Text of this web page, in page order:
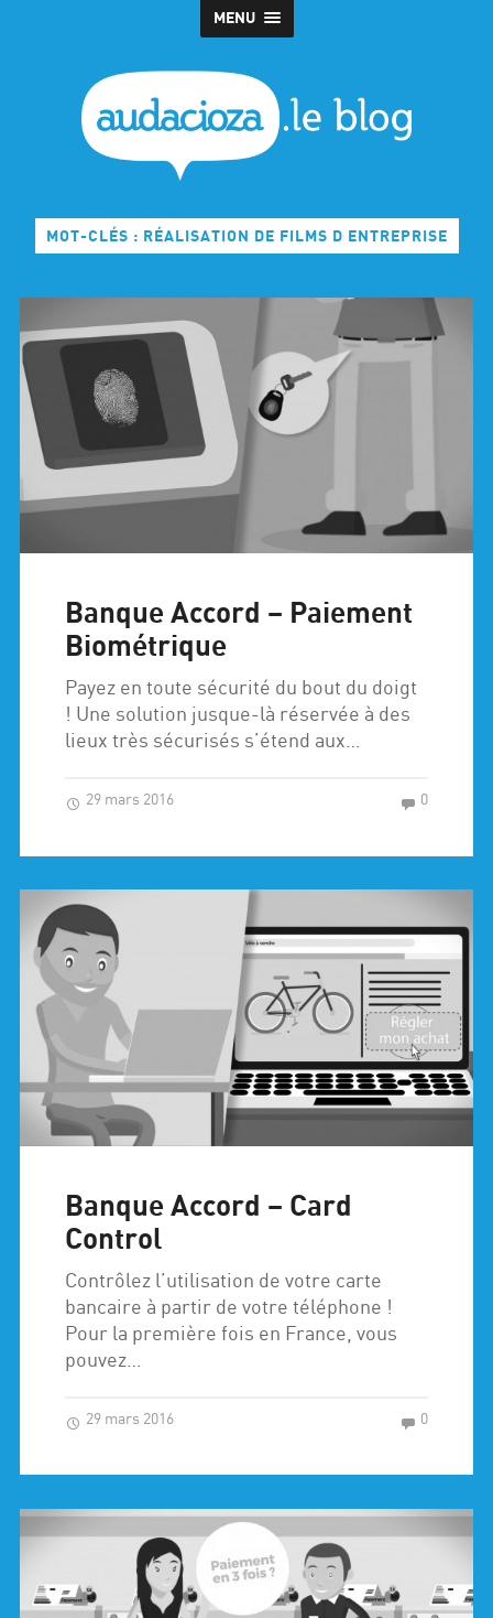
MENU
MOT-CLÉS : RÉALISATION DE FILMS D ENTREPRISE
Banque Accord – Paiement
Biométrique
Payez en toute sécurité du bout du doigt
! Une solution jusque-là réservée à des
lieux très sécurisés s’étend aux…
29 mars 2016 0
Banque Accord – Card
Control
Contrôlez l’utilisation de votre carte
bancaire à partir de votre téléphone !
Pour la première fois en France, vous
pouvez…
29 mars 2016 0